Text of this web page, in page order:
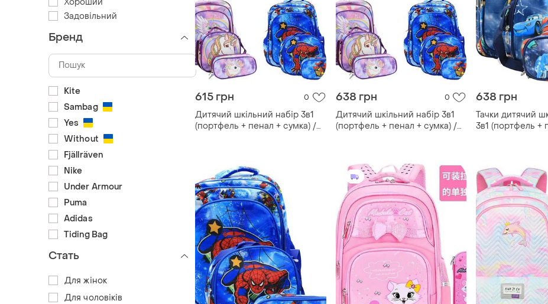
615 грн 0
Дитячий шкільний набір 3в1
(портфель + пенал + сумка) /
638 грн 0
Дитячий шкільний набір 3в1
(портфель + пенал + сумка) /
638 грн
Тачки дитячий
3в1 (портфель +
Задовільний
Бренд
Kite
Sambag
Yes
Without
Fjällräven
Nike
Under Armour
Puma
Adidas
Tiding Bag
Стать
Для жінок
Для чоловіків